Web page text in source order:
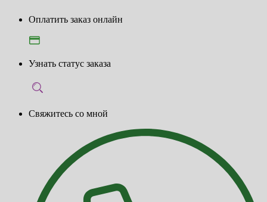
Оплатить заказ онлайн
Узнать статус заказа
Свяжитесь со мной